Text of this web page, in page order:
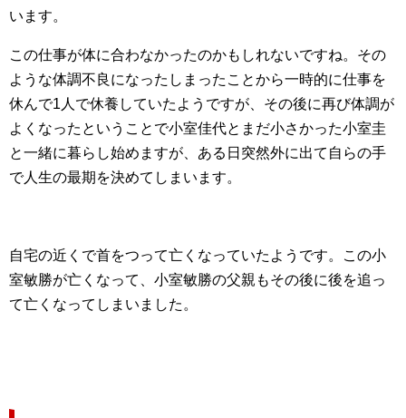
います。
この仕事が体に合わなかったのかもしれないですね。その
ような体調不良になったしまったことから一時的に仕事を
休んで1人で休養していたようですが、その後に再び体調が
よくなったということで小室佳代とまだ小さかった小室圭
と一緒に暮らし始めますが、ある日突然外に出て自らの手
で人生の最期を決めてしまいます。
自宅の近くで首をつって亡くなっていたようです。この小
室敏勝が亡くなって、小室敏勝の父親もその後に後を追っ
て亡くなってしまいました。